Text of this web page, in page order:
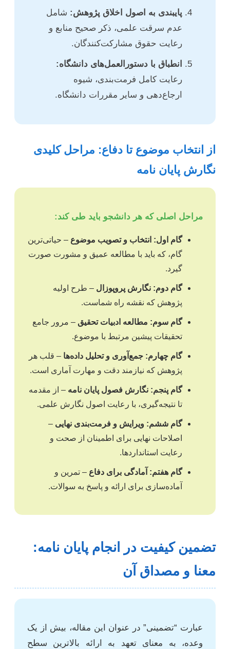
پایبندی به اصول اخلاق پژوهش: شامل
عدم سرقت علمی، ذکر صحیح منابع و
رعایت حقوق مشارکت‌کنندگان.
انطباق با دستورالعمل‌های دانشگاه:
رعایت کامل فرمت‌بندی، شیوه
ارجاع‌دهی و سایر مقررات دانشگاه.
از انتخاب موضوع تا دفاع: مراحل کلیدی
نگارش پایان نامه
مراحل اصلی که هر دانشجو باید طی کند:
گام اول: انتخاب و تصویب موضوع – حیاتی‌ترین
گام، که باید با مطالعه عمیق و مشورت صورت
گیرد.
گام دوم: نگارش پروپوزال – طرح اولیه
پژوهش که نقشه راه شماست.
گام سوم: مطالعه ادبیات تحقیق – مرور جامع
تحقیقات پیشین مرتبط با موضوع.
گام چهارم: جمع‌آوری و تحلیل داده‌ها – قلب هر
پژوهش که نیازمند دقت و مهارت آماری است.
گام پنجم: نگارش فصول پایان نامه – از مقدمه
تا نتیجه‌گیری، با رعایت اصول نگارش علمی.
گام ششم: ویرایش و فرمت‌بندی نهایی –
اصلاحات نهایی برای اطمینان از صحت و
رعایت استانداردها.
گام هفتم: آمادگی برای دفاع – تمرین و
آماده‌سازی برای ارائه و پاسخ به سوالات.
تضمین کیفیت در انجام پایان نامه:
معنا و مصداق آن
عبارت “تضمینی” در عنوان این مقاله، بیش از یک
وعده، به معنای تعهد به ارائه بالاترین سطح